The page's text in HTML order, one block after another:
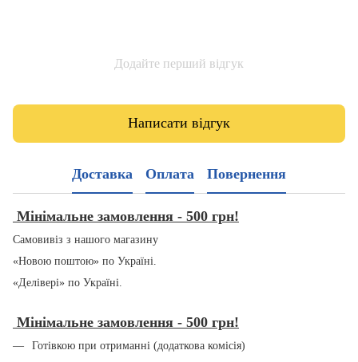
Додайте перший відгук
Написати відгук
Доставка Оплата Повернення
Мінімальне замовлення - 500 грн!
Самовивіз з нашого магазину
«Новою поштою» по Україні.
«Делівері» по Україні.
Мінімальне замовлення - 500 грн!
Готівкою при отриманні (додаткова комісія)